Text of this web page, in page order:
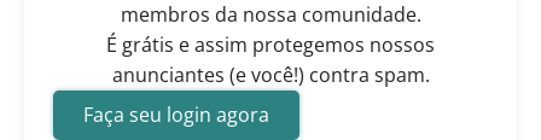
membros da nossa comunidade.
É grátis e assim protegemos nossos
anunciantes (e você!) contra spam.
Faça seu login agora